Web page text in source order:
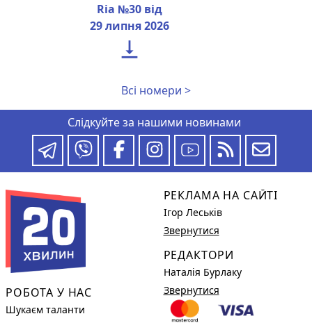
Ria №30 від
29 липня 2026

Всі номери >
Слідкуйте за нашими новинами
РОБОТА У НАС
Шукаєм таланти
РЕКЛАМА НА САЙТІ
Ігор Леськів
Звернутися
РЕДАКТОРИ
Наталія Бурлаку
Звернутися